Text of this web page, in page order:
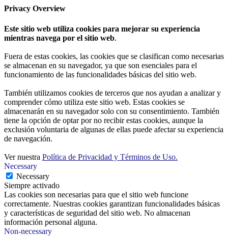
Privacy Overview
Este sitio web utiliza cookies para mejorar su experiencia
mientras navega por el sitio web.
Fuera de estas cookies, las cookies que se clasifican como necesarias
se almacenan en su navegador, ya que son esenciales para el
funcionamiento de las funcionalidades básicas del sitio web.
También utilizamos cookies de terceros que nos ayudan a analizar y
comprender cómo utiliza este sitio web. Estas cookies se
almacenarán en su navegador solo con su consentimiento. También
tiene la opción de optar por no recibir estas cookies, aunque la
exclusión voluntaria de algunas de ellas puede afectar su experiencia
de navegación.
Ver nuestra Política de Privacidad y Términos de Uso.
Necessary
Necessary
Siempre activado
Las cookies son necesarias para que el sitio web funcione
correctamente. Nuestras cookies garantizan funcionalidades básicas
y características de seguridad del sitio web. No almacenan
información personal alguna.
Non-necessary